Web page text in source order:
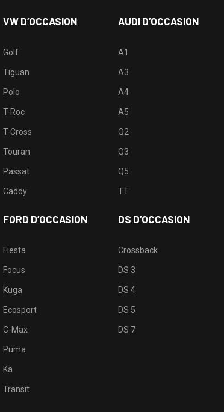
VW D’OCCASION
Golf
Tiguan
Polo
T-Roc
T-Cross
Touran
Passat
Caddy
FORD D’OCCASION
Fiesta
Focus
Kuga
Ecosport
C-Max
Puma
Ka
Transit
AUDI D’OCCASION
A1
A3
A4
A5
Q2
Q3
Q5
TT
DS D’OCCASION
Crossback
DS 3
DS 4
DS 5
DS 7